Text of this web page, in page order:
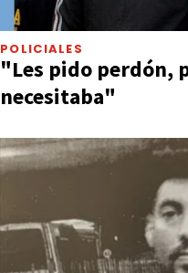
POLICIALES
"Les pido perdón,
necesitaba"